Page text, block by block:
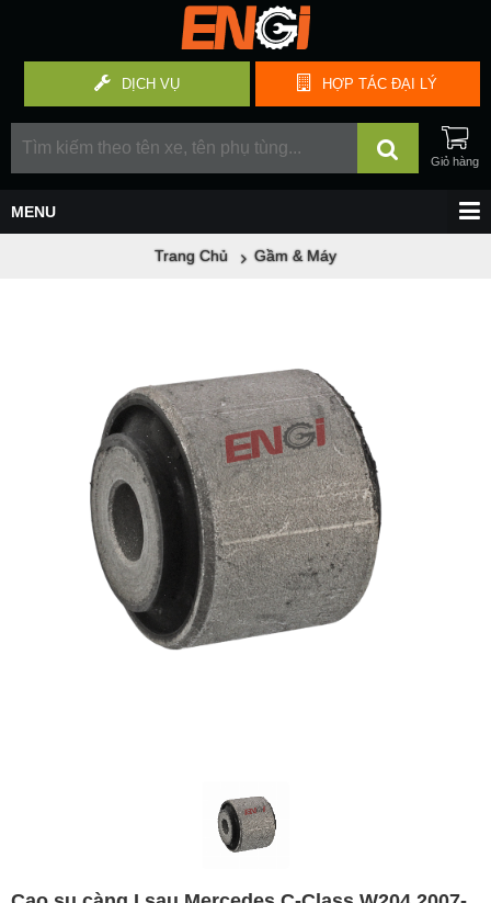
HỢP TÁC ĐẠI LÝ
DỊCH VỤ
Trang Chủ Gầm & Máy